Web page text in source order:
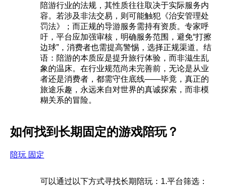
陪游行业的法规，其性质往往取决于实际服务内
容。若涉及非法交易，则可能触犯《治安管理处
罚法》；而正规的导游服务需持有资质。专家呼
吁，平台应加强审核，明确服务范围，避免“打擦
边球”，消费者也需提高警惕，选择正规渠道。结
语：陪游的本质应是提升旅行体验，而非滋生乱
象的温床。在行业规范尚未完善前，无论是从业
者还是消费者，都需守住底线——毕竟，真正的
旅途乐趣，永远来自对世界的真诚探索，而非模
糊关系的冒险。
如何找到长期固定的游戏陪玩？
陪玩 固定
可以通过以下方式寻找长期陪玩：1.平台筛选：